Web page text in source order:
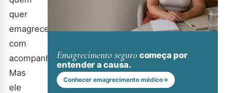
quer
emagrecer
com
acompanhamento.
Mas
ele
Emagrecimento seguro começa por
entender a causa.
Conhecer emagrecimento médico→